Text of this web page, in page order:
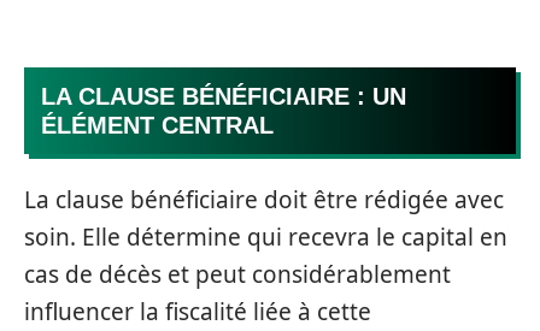
LA CLAUSE BÉNÉFICIAIRE : UN
ÉLÉMENT CENTRAL
La clause bénéficiaire doit être rédigée avec
soin. Elle détermine qui recevra le capital en
cas de décès et peut considérablement
influencer la fiscalité liée à cette